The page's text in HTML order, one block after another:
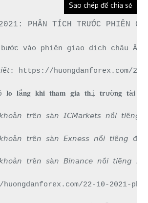
Sao chép để chia sẻ
PHÂN TÍCH TRƯỚC PHIÊN
bước vào phiên giao dịch châu
https://huongdanforex.com/
𝐥𝐨 𝐥ắ𝐧𝐠 𝐤𝐡𝐢 𝐭𝐡𝐚𝐦 𝐠𝐢𝐚 𝐭𝐡ị 𝐭𝐫ườ𝐧𝐠 𝐭à𝐢
𝘵𝘳ê𝘯 𝘴à𝘯 𝘐𝘊𝘔𝘢𝘳𝘬𝘦𝘵𝘴 𝘯ổ𝘪
𝘵𝘳ê𝘯 𝘴à𝘯 𝘌𝘹𝘯𝘦𝘴𝘴 𝘯ổ𝘪 𝘵𝘪ế𝘯𝘨
𝘵𝘳ê𝘯 𝘴à𝘯 𝘉𝘪𝘯𝘢𝘯𝘤𝘦 𝘯ổ𝘪
22-10-2021-